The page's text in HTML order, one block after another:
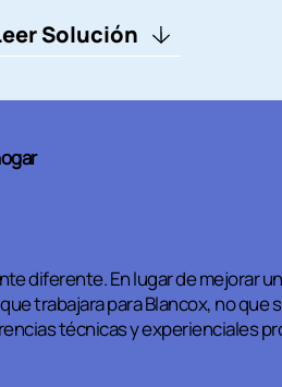
Solución
diferente. En lugar de mejorar
trabajara para Blancox, no que
técnicas y experienciales